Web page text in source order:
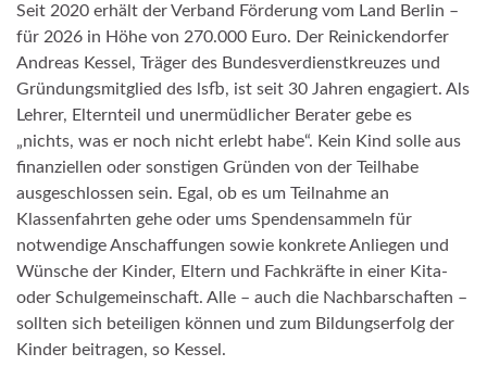
Seit 2020 erhält der Verband Förderung vom Land Berlin –
für 2026 in Höhe von 270.000 Euro. Der Reinickendorfer
Andreas Kessel, Träger des Bundesverdienstkreuzes und
Gründungsmitglied des lsfb, ist seit 30 Jahren engagiert. Als
Lehrer, Elternteil und unermüdlicher Berater gebe es
„nichts, was er noch nicht erlebt habe“. Kein Kind solle aus
finanziellen oder sonstigen Gründen von der Teilhabe
ausgeschlossen sein. Egal, ob es um Teilnahme an
Klassenfahrten gehe oder ums Spendensammeln für
notwendige Anschaffungen sowie konkrete Anliegen und
Wünsche der Kinder, Eltern und Fachkräfte in einer Kita-
oder Schulgemeinschaft. Alle – auch die Nachbarschaften –
sollten sich beteiligen können und zum Bildungserfolg der
Kinder beitragen, so Kessel.